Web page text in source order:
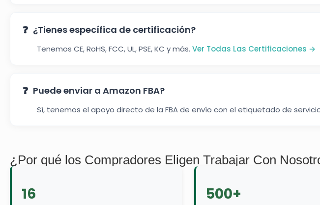
¿Tienes específica de certificación?
Tenemos CE, RoHS, FCC, UL, PSE, KC y más. Ver Todas Las Certificaciones →
Puede enviar a Amazon FBA?
Sí, tenemos el apoyo directo de la FBA de envío con el etiquetado de
¿Por qué los Compradores Eligen Trabajar Con
16 500+